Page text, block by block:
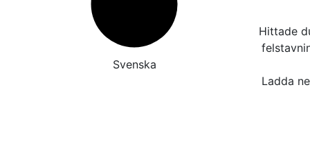
Svenska
Hittade
Ladda